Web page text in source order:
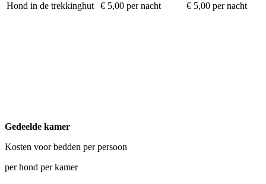
Hond in de trekkinghut € 5,00 per nacht € 5,00 per nacht
Gedeelde kamer
Kosten voor bedden per persoon
per hond per kamer